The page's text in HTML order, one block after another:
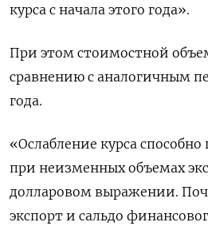
курса с начала этого года».
При этом стоимостной
сравнению с аналогичным
года.
«Ослабление курса
при неизменных объемах
долларовом выражении.
экспорт и сальдо